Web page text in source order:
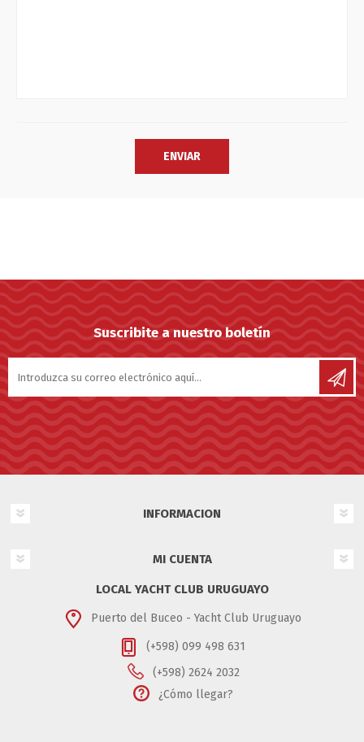
Suscribite a nuestro boletín
INFORMACION
MI CUENTA
LOCAL YACHT CLUB URUGUAYO
Puerto del Buceo - Yacht Club Uruguayo
(+598) 099 498 631
(+598) 2624 2032
¿Cómo llegar?